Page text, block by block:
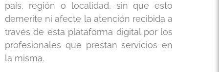
país, región o localidad, sin que esto
demerite ni afecte la atención recibida a
través de esta plataforma digital por los
profesionales que prestan servicios en
la misma.